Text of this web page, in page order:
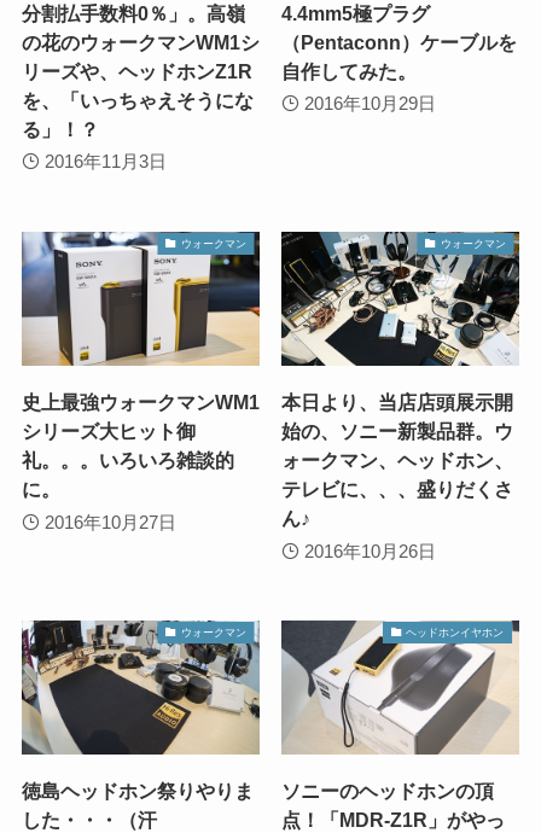
分割払手数料0％」。高嶺
の花のウォークマンWM1シ
リーズや、ヘッドホンZ1R
を、「いっちゃえそうにな
る」！？
2016年11月3日
4.4mm5極プラグ
（Pentaconn）ケーブルを
自作してみた。
2016年10月29日
ウォークマン
史上最強ウォークマンWM1
シリーズ大ヒット御
礼。。。いろいろ雑談的
に。
2016年10月27日
ウォークマン
本日より、当店店頭展示開
始の、ソニー新製品群。ウ
ォークマン、ヘッドホン、
テレビに、、、盛りだくさ
ん♪
2016年10月26日
ウォークマン
徳島ヘッドホン祭りやりま
した・・・（汗
ヘッドホンイヤホン
ソニーのヘッドホンの頂
点！「MDR-Z1R」がやっ